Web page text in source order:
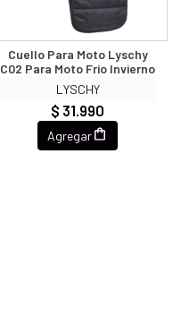
Cuello Para Moto Lyschy
C02 Para Moto Frio Invierno
LYSCHY
$ 31.990
Agregar